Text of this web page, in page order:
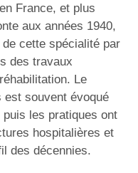
France, et plus
aux années 1940,
cette spécialité par
des travaux
Le
est souvent évoqué
les pratiques ont
hospitalières et
des décennies.